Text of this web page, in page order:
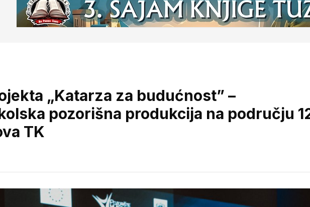
„Katarza za budućnost” –
pozorišna produkcija na području
TK